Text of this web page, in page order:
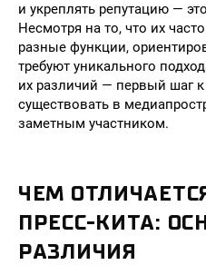
и укреплять репутацию —
Несмотря на то, что их
разные функции,
требуют уникального
их различий — первый шаг
существовать в
заметным участником.
ЧЕМ
ПРЕСС-КИТА:
РАЗЛИЧИЯ